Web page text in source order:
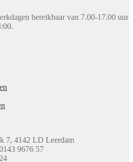
bereikbaar van 7.00-17.00 uur
7, 4142 LD Leerdam
9676 57